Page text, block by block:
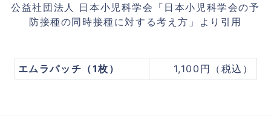
公益社団法人 日本小児科学会「日本小児科学会の予
防接種の同時接種に対する考え方」より引用
エムラパッチ（1枚） 1,100円（税込）